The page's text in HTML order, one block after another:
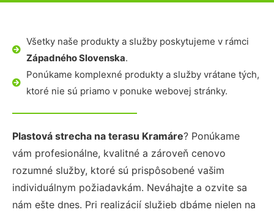
Všetky naše produkty a služby poskytujeme v rámci
Západného Slovenska.
Ponúkame komplexné produkty a služby vrátane tých,
ktoré nie sú priamo v ponuke webovej stránky.
Plastová strecha na terasu Kramáre? Ponúkame
vám profesionálne, kvalitné a zároveň cenovo
rozumné služby, ktoré sú prispôsobené vašim
individuálnym požiadavkám. Neváhajte a ozvite sa
nám ešte dnes. Pri realizácií služieb dbáme nielen na